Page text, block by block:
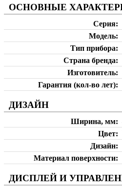
ОСНОВНЫЕ
Серия
Модель
Тип прибора
Страна бренда
Изготовитель
Гарантия (кол-во лет)
ДИЗАЙН
Ширина, мм
Цвет
Дизайн
Материал поверхности
ДИСПЛЕЙ И